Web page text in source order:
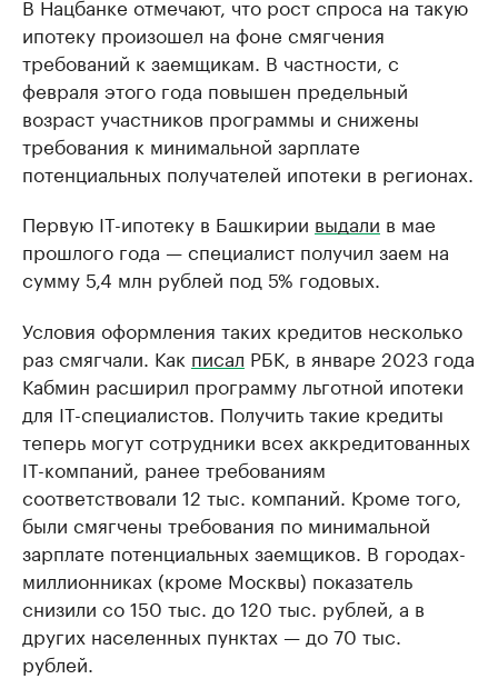
В Нацбанке отмечают, что рост спроса на такую
ипотеку произошел на фоне смягчения
требований к заемщикам. В частности, с
февраля этого года повышен предельный
возраст участников программы и снижены
требования к минимальной зарплате
потенциальных получателей ипотеки в регионах.
Первую IT-ипотеку в Башкирии выдали в мае
прошлого года — специалист получил заем на
сумму 5,4 млн рублей под 5% годовых.
Условия оформления таких кредитов несколько
раз смягчали. Как писал РБК, в январе 2023 года
Кабмин расширил программу льготной ипотеки
для IТ-специалистов. Получить такие кредиты
теперь могут сотрудники всех аккредитованных
IТ-компаний, ранее требованиям
соответствовали 12 тыс. компаний. Кроме того,
были смягчены требования по минимальной
зарплате потенциальных заемщиков. В городах-
миллионниках (кроме Москвы) показатель
снизили со 150 тыс. до 120 тыс. рублей, а в
других населенных пунктах — до 70 тыс.
рублей.